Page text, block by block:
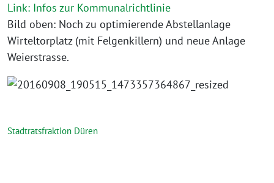
Link: Infos zur Kommunalrichtlinie
Bild oben: Noch zu optimierende Abstellanlage
Wirteltorplatz (mit Felgenkillern) und neue Anlage
Weierstrasse.
Stadtratsfraktion Düren